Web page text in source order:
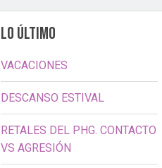
LO ÚLTIMO
VACACIONES
DESCANSO ESTIVAL
RETALES DEL PHG. CONTACTO
VS AGRESIÓN